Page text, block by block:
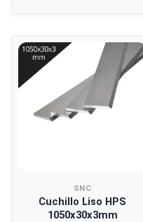
SNC
Cuchillo Liso HPS
1050x30x3mm